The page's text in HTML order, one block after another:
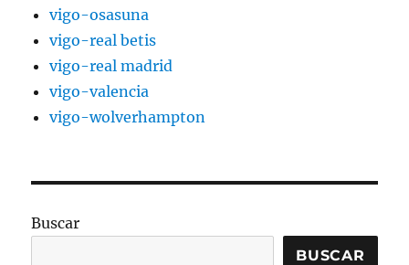
vigo-osasuna
vigo-real betis
vigo-real madrid
vigo-valencia
vigo-wolverhampton
Buscar
BUSCAR